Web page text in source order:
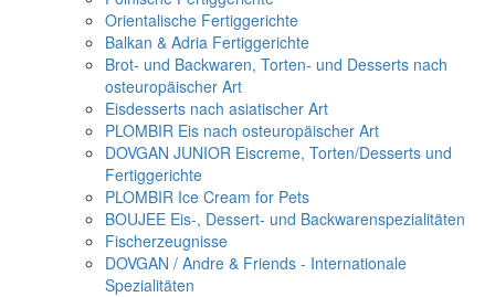
Orientalische Fertiggerichte
Balkan & Adria Fertiggerichte
Brot- und Backwaren, Torten- und Desserts nach
osteuropäischer Art
Eisdesserts nach asiatischer Art
PLOMBIR Eis nach osteuropäischer Art
DOVGAN JUNIOR Eiscreme, Torten/Desserts und
Fertiggerichte
PLOMBIR Ice Cream for Pets
BOUJEE Eis-, Dessert- und Backwarenspezialitäten
Fischerzeugnisse
DOVGAN / Andre & Friends - Internationale
Spezialitäten